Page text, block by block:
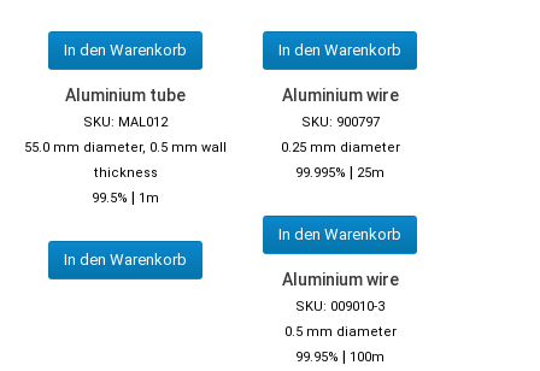
In den Warenkorb In den Warenkorb
Aluminium tube
SKU: MAL012
55.0 mm diameter, 0.5 mm wall
thickness
99.5% | 1m
In den Warenkorb
Aluminium wire
SKU: 900797
0.25 mm diameter
99.995% | 25m
In den Warenkorb
Aluminium wire
SKU: 009010-3
0.5 mm diameter
99.95% | 100m